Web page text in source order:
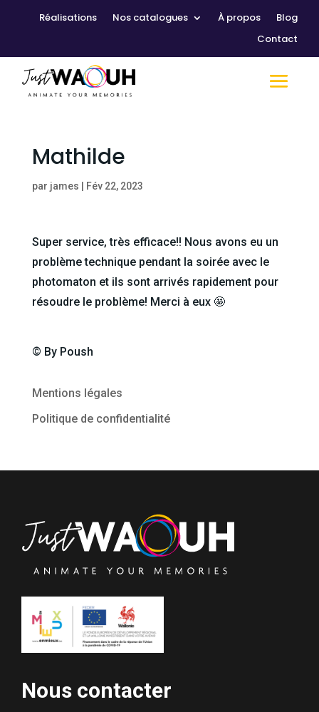
Réalisations Nos catalogues À propos
Blog
Contact
Mathilde
par james Fév 22, 2023
Super service, très efficace!! Nous avons eu un
problème technique pendant la soirée avec le
photomaton et ils sont arrivés rapidement pour
résoudre le problème! Merci à eux 🤩
© By Poush
Mentions légales
Politique de confidentialité
Nous contacter